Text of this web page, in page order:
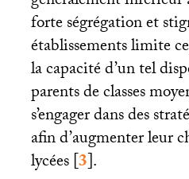
forte ségrégation et
établissements limite
la capacité d’un tel
parents de classes
s’engager dans des
afin d’augmenter leur
lycées[3].